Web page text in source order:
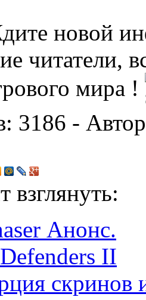
новой
читатели,
мира !
3186 -
взглянуть:
Анонс.
II
скринов